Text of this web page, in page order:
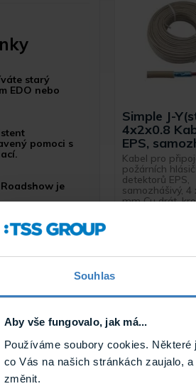
Souhlas
Aby vše fungovalo, jak má...
Používáme soubory cookies.
co Vás na našich stránkách zaujalo,
změnit.
starý
EDO nebo
pomoci s
Roadshow je
mezi
Solutions
BE WAVE
systému
64 M
Simple J-
4x2x0.8
EPS,
Kabel pro
požárních
detektorů EPS,
samozhášivý, 4
mm Cu drát,